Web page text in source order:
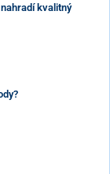
kvalitný